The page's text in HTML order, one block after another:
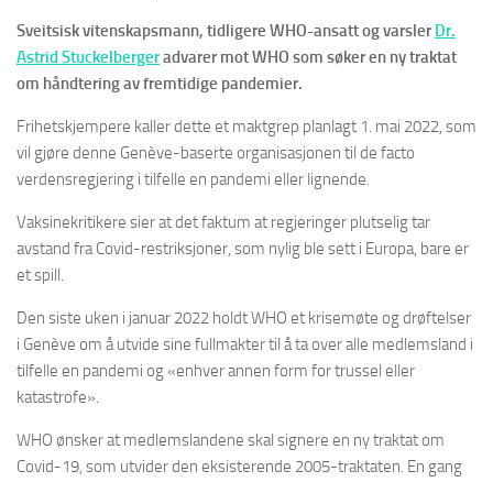
Sveitsisk vitenskapsmann, tidligere WHO-ansatt og varslerDr.
Astrid Stuckelbergeradvarer mot WHO som søker en ny traktat
om håndtering av fremtidige pandemier.
Frihetskjempere kaller dette et maktgrep planlagt 1. mai 2022, som
vil gjøre denne Genève-baserte organisasjonen til de facto
verdensregjering i tilfelle en pandemi eller lignende.
Vaksinekritikere sier at det faktum at regjeringer plutselig tar
avstand fra Covid-restriksjoner, som nylig ble sett i Europa, bare er
et spill.
Den siste uken i januar 2022 holdt WHO et krisemøte og drøftelser
i Genève om å utvide sine fullmakter til å ta over alle medlemsland i
tilfelle en pandemi og «enhver annen form for trussel eller
katastrofe».
WHO ønsker at medlemslandene skal signere en ny traktat om
Covid-19, som utvider den eksisterende 2005-traktaten. En gang